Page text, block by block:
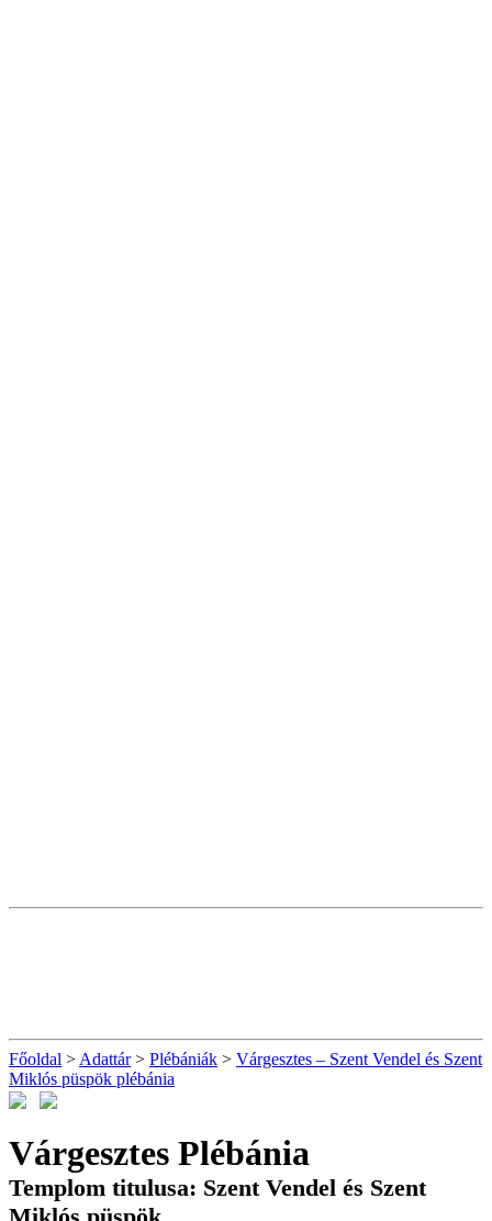
Főoldal > Adattár> Plébániák > Várgesztes – Szent Vendel és Szent
Miklós püspök plébánia
Várgesztes Plébánia
Templom titulusa: Szent Vendel és Szent